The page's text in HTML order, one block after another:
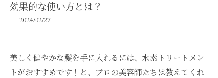
効果的な使い方とは？
2024/02/27
美しく健やかな髪を手に入れるには、水素トリートメン
トがおすすめです！と、プロの美容師たちは教えてくれ